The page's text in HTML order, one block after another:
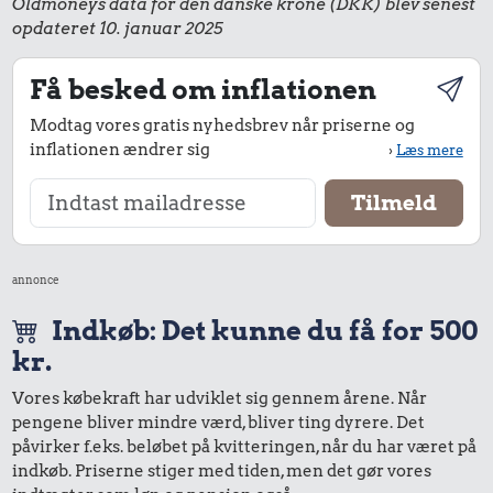
opdateret 10. januar 2025
Få besked om inflationen
Modtag vores gratis nyhedsbrev når priserne og
inflationen ændrer sig
›Læs mere
annonce
Indkøb: Det kunne du få for 500
kr.
Vores købekraft har udviklet sig gennem årene. Når
pengene bliver mindre værd, bliver ting dyrere. Det
påvirker f.eks. beløbet på kvitteringen, når du har været på
indkøb. Priserne stiger med tiden, men det gør vores